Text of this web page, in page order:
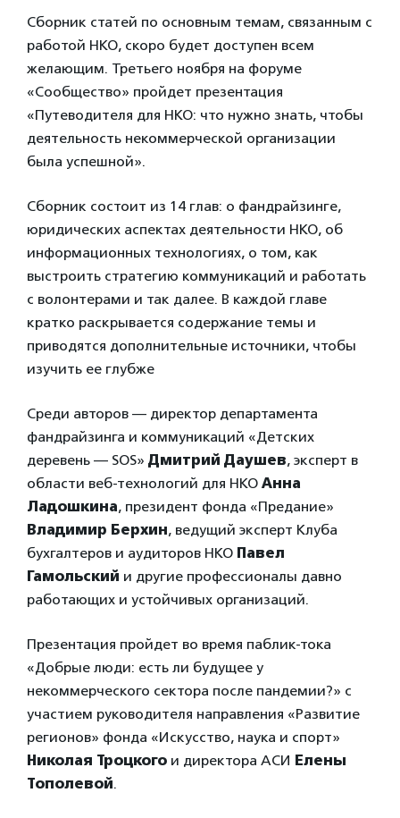
Сборник статей по основным темам, связанным с
работой НКО, скоро будет доступен всем
желающим. Третьего ноября на форуме
«Сообщество» пройдет презентация
«Путеводителя для НКО: что нужно знать, чтобы
деятельность некоммерческой организации
была успешной».
Сборник состоит из 14 глав: о фандрайзинге,
юридических аспектах деятельности НКО, об
информационных технологиях, о том, как
выстроить стратегию коммуникаций и работать
с волонтерами и так далее. В каждой главе
кратко раскрывается содержание темы и
приводятся дополнительные источники, чтобы
изучить ее глубже
Среди авторов — директор департамента
фандрайзинга и коммуникаций «Детских
деревень — SOS» Дмитрий Даушев, эксперт в
области веб-технологий для НКО Анна
Ладошкина, президент фонда «Предание»
Владимир Берхин, ведущий эксперт Клуба
бухгалтеров и аудиторов НКО Павел
Гамольский и другие профессионалы давно
работающих и устойчивых организаций.
Презентация пройдет во время паблик-тока
«Добрые люди: есть ли будущее у
некоммерческого сектора после пандемии?» с
участием руководителя направления «Развитие
регионов» фонда «Искусство, наука и спорт»
Николая Троцкого и директора АСИ Елены
Тополевой.